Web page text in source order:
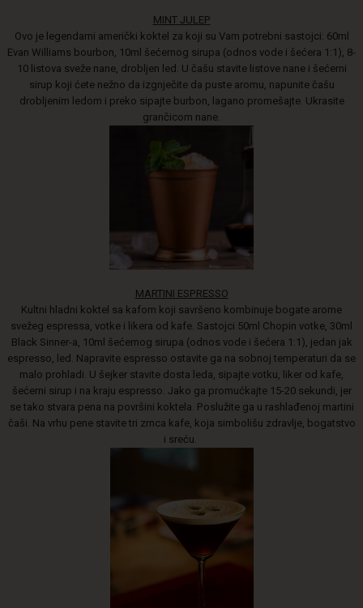
MINT JULEP
Ovo je legendarni američki koktel za koji su Vam potrebni sastojci: 60ml
Evan Williams bourbon, 10ml šećernog sirupa (odnos vode i šećera 1:1), 8-
10 listova sveže nane, drobljen led. U čašu stavite listove nane i šećerni
sirup koji ćete nežno da izgnječite da puste aromu, napunite čašu
drobljenim ledom i preko sipajte burbon, lagano promešajte. Ukrasite
grančicom nane.
MARTINI ESPRESSO
Kultni hladni koktel sa kafom koji savršeno kombinuje bogate arome
svežeg espressa, votke i likera od kafe. Sastojci 50ml Chopin votke, 30ml
Black Sinner-a, 10ml šećernog sirupa (odnos vode i šećera 1:1), jedan jak
espresso, led. Napravite espresso ostavite ga na sobnoj temperaturi da se
malo prohladi. U šejker stavite dosta leda, sipajte votku, liker od kafe,
šećerni sirup i na kraju espresso. Jako ga promućkajte 15-20 sekundi, jer
se tako stvara pena na površini koktela. Poslužite ga u rashlađenoj martini
čaši. Na vrhu pene stavite tri zrnca kafe, koja simbolišu zdravlje, bogatstvo
i sreću.